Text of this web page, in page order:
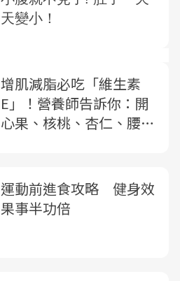
增肌減脂必吃「維生素
E」！營養師告訴你：開
心果、核桃、杏仁、腰
運動前進食攻略 健身效
果事半功倍